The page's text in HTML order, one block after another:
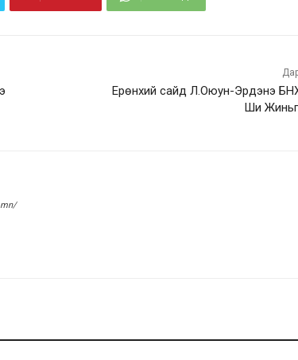
Ерөнхий сайд Л.Оюун-Эрдэнэ
Ши